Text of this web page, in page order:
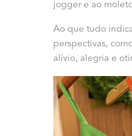
jogger e ao
Ao que tudo
perspectivas,
alívio, alegria e